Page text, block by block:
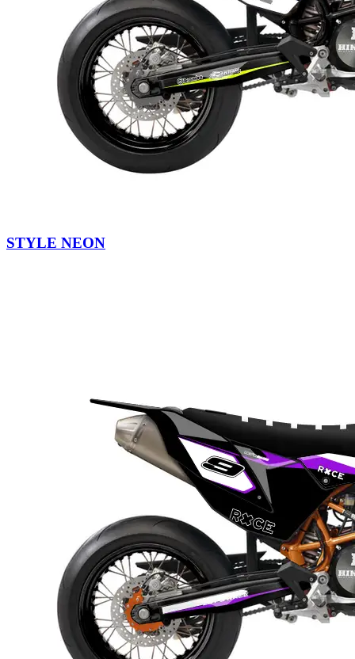
STYLE NEON